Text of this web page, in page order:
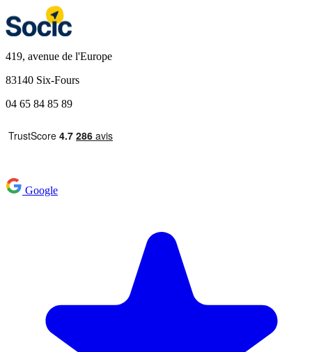
419, avenue de l'Europe
83140 Six-Fours
04 65 84 85 89
Google